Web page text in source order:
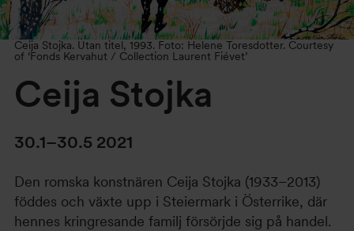
Ceija Stojka. Utan titel, 1993. Foto: Helene Toresdotter. Courtesy
of ‘Fonds Kervahut / Collection Laurent Fiévet’
Ceija Stojka
30.1–30.5 2021
Den romska konstnären Ceija Stojka (1933–2013)
föddes och växte upp i Steiermark i Österrike, där
hennes kringresande familj försörjde sig på handel.